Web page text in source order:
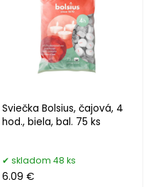
Sviečka Bolsius, čajová, 4
hod., biela, bal. 75 ks
skladom 48 ks
6.09 €